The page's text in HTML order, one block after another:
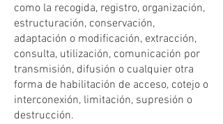
como la recogida, registro, organización,
estructuración, conservación,
adaptación o modificación, extracción,
consulta, utilización, comunicación por
transmisión, difusión o cualquier otra
forma de habilitación de acceso, cotejo o
interconexión, limitación, supresión o
destrucción.